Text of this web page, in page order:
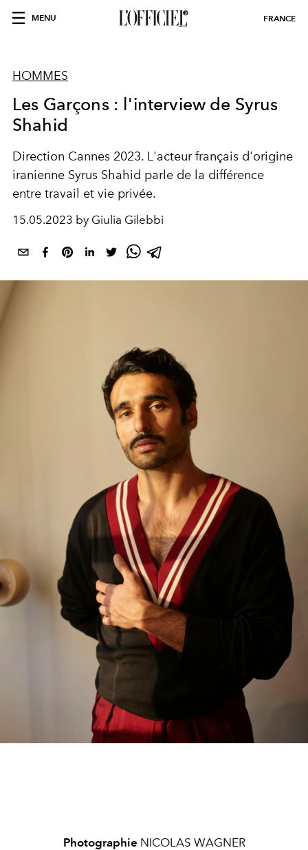
MENU FRANCE
HOMMES
Les Garçons : l'interview de Syrus
Shahid
Direction Cannes 2023. L'acteur français d'origine
iranienne Syrus Shahid parle de la différence
entre travail et vie privée.
15.05.2023 by Giulia Gilebbi
Photographie NICOLAS WAGNER